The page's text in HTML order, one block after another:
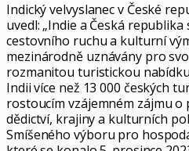
Indický velvyslanec v České
uvedl: „Indie a Česká
cestovního ruchu a kulturní
mezinárodně uznávány pro
rozmanitou turistickou
Indii více než 13 000 českých
rostoucím vzájemném zájmu o
dědictví, krajiny a kulturních
Smíšeného výboru pro